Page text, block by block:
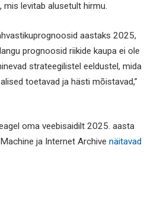
levitab alusetult hirmu.
aastaks 2025,
prognoosid riikide kaupa ei ole
strateegilistel eeldustel, mida
toetavad ja hästi mõistavad,”
oma veebisaidilt 2025. aasta
ja Internet Archive näitavad